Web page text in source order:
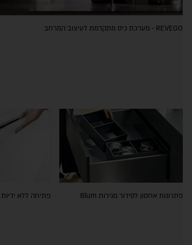
REVEGO - מערכת כיס מתקדמת לעיצוב המרחב
פתרונות אחסון לסידור מגירות Blum פתיחה ללא ידיות BLUM